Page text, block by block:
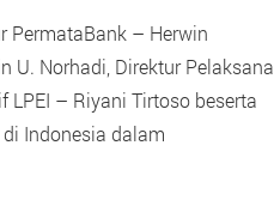
PermataBank – Herwin
U. Norhadi, Direktur Pelaksana
LPEI – Riyani Tirtoso beserta
Indonesia dalam